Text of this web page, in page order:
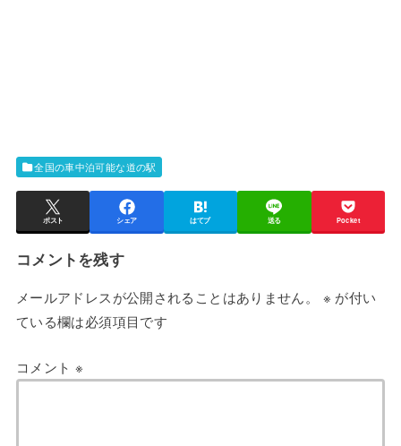
全国の車中泊可能な道の駅
ポスト シェア はてブ 送る Pocket
コメントを残す
メールアドレスが公開されることはありません。 ※ が付い
ている欄は必須項目です
コメント ※